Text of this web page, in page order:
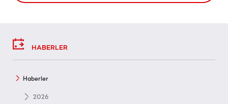
HABERLER
Haberler
2026